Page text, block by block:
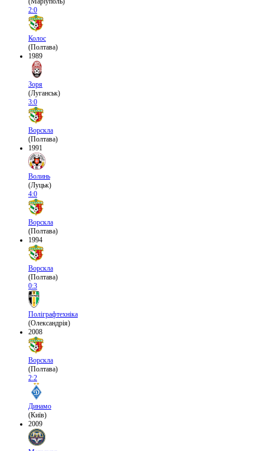
2:0
Колос
(Полтава)
1989
Зоря
(Луганськ)
3:0
Ворскла
(Полтава)
1991
Волинь
(Луцьк)
4:0
Ворскла
(Полтава)
1994
Ворскла
(Полтава)
0:3
Поліграфтехніка
(Олександрія)
2008
Ворскла
(Полтава)
2:2
Динамо
(Київ)
2009